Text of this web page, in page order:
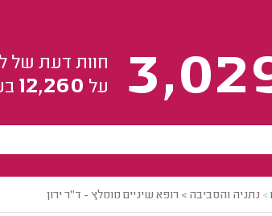
חוות דעת של
על 12,260
> נתניה והסביבה > רופא שיניים מומלץ - ד"ר ירון